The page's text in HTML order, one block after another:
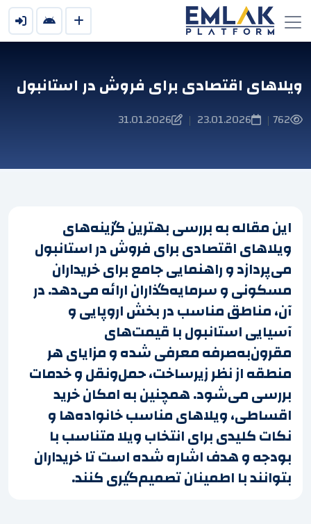
ویلاهای اقتصادی برای فروش در استانبول
762
|
23.01.2026
|
31.01.2026
این مقاله به بررسی بهترین گزینه‌های
ویلاهای اقتصادی برای فروش در استانبول
می‌پردازد و راهنمایی جامع برای خریداران
مسکونی و سرمایه‌گذاران ارائه می‌دهد. در
آن، مناطق مناسب در بخش اروپایی و
آسیایی استانبول با قیمت‌های
مقرون‌به‌صرفه معرفی شده و مزایای هر
منطقه از نظر زیرساخت، حمل‌ونقل و خدمات
بررسی می‌شود. همچنین به امکان خرید
اقساطی، ویلاهای مناسب خانواده‌ها و
نکات کلیدی برای انتخاب ویلا متناسب با
بودجه و هدف اشاره شده است تا خریداران
بتوانند با اطمینان تصمیم‌گیری کنند.